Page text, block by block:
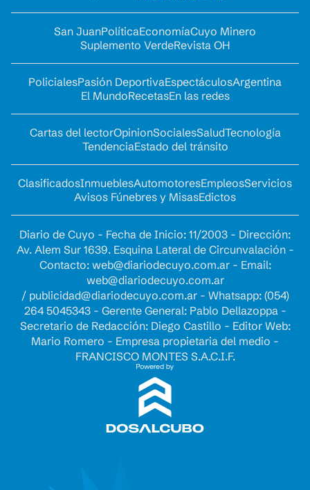
San JuanPolíticaEconomíaCuyo Minero
Suplemento VerdeRevista OH
PolicialesPasión DeportivaEspectáculosArgentina
El MundoRecetasEn las redes
Cartas del lectorOpinionSocialesSaludTecnología
TendenciaEstado del tránsito
ClasificadosInmueblesAutomotoresEmpleosServicios
Avisos Fúnebres y MisasEdictos
Diario de Cuyo - Fecha de Inicio: 11/2003 - Dirección:
Av. Alem Sur 1639. Esquina Lateral de Circunvalación -
Contacto: web@diariodecuyo.com.ar- Email:
web@diariodecuyo.com.ar
/ publicidad@diariodecuyo.com.ar- Whatsapp: (054)
264 5045343 - Gerente General: Pablo Dellazoppa -
Secretario de Redacción: Diego Castillo - Editor Web:
Mario Romero - Empresa propietaria del medio -
FRANCISCO MONTES S.A.C.I.F.